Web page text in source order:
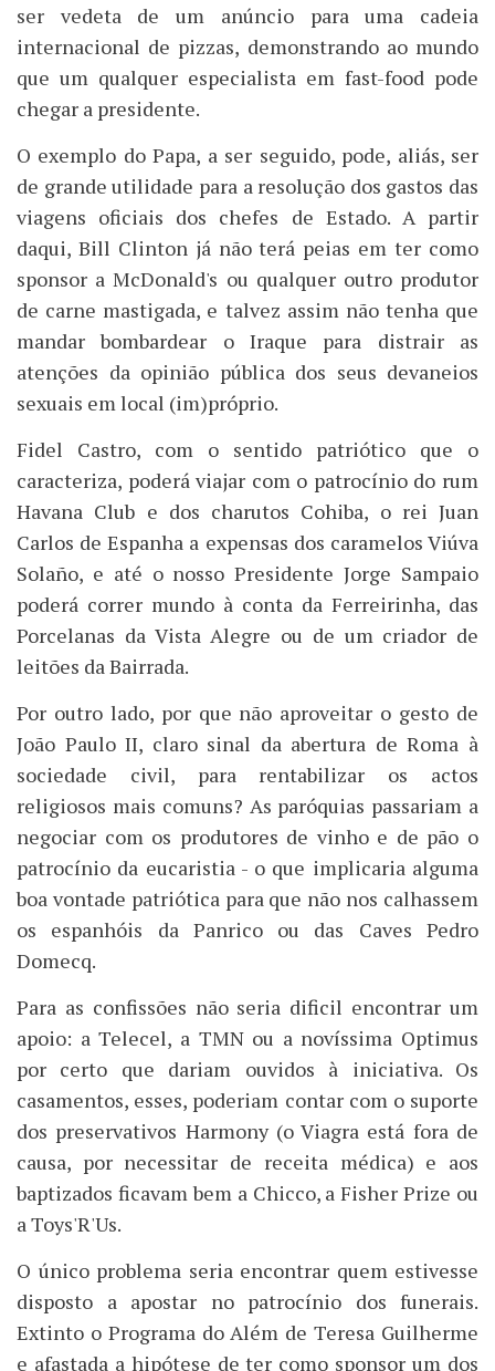
ser vedeta de um anúncio para uma cadeia
internacional de pizzas, demonstrando ao mundo
que um qualquer especialista em fast-food pode
chegar a presidente.
O exemplo do Papa, a ser seguido, pode, aliás, ser
de grande utilidade para a resolução dos gastos das
viagens oficiais dos chefes de Estado. A partir
daqui, Bill Clinton já não terá peias em ter como
sponsor a McDonald's ou qualquer outro produtor
de carne mastigada, e talvez assim não tenha que
mandar bombardear o Iraque para distrair as
atenções da opinião pública dos seus devaneios
sexuais em local (im)próprio.
Fidel Castro, com o sentido patriótico que o
caracteriza, poderá viajar com o patrocínio do rum
Havana Club e dos charutos Cohiba, o rei Juan
Carlos de Espanha a expensas dos caramelos Viúva
Solaño, e até o nosso Presidente Jorge Sampaio
poderá correr mundo à conta da Ferreirinha, das
Porcelanas da Vista Alegre ou de um criador de
leitões da Bairrada.
Por outro lado, por que não aproveitar o gesto de
João Paulo II, claro sinal da abertura de Roma à
sociedade civil, para rentabilizar os actos
religiosos mais comuns? As paróquias passariam a
negociar com os produtores de vinho e de pão o
patrocínio da eucaristia - o que implicaria alguma
boa vontade patriótica para que não nos calhassem
os espanhóis da Panrico ou das Caves Pedro
Domecq.
Para as confissões não seria dificil encontrar um
apoio: a Telecel, a TMN ou a novíssima Optimus
por certo que dariam ouvidos à iniciativa. Os
casamentos, esses, poderiam contar com o suporte
dos preservativos Harmony (o Viagra está fora de
causa, por necessitar de receita médica) e aos
baptizados ficavam bem a Chicco, a Fisher Prize ou
a Toys'R'Us.
O único problema seria encontrar quem estivesse
disposto a apostar no patrocínio dos funerais.
Extinto o Programa do Além de Teresa Guilherme
e afastada a hipótese de ter como sponsor um dos